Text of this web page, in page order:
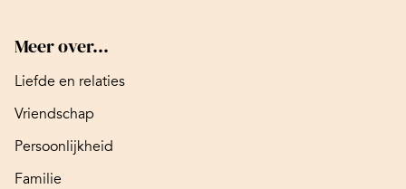
Meer over...
Liefde en relaties
Vriendschap
Persoonlijkheid
Familie